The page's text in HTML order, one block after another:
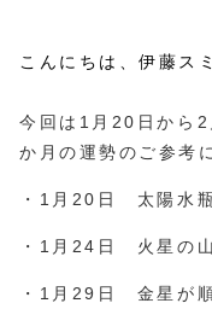
こんにちは、伊藤ス
今回は1月20日から
か月の運勢のご参考
・1月20日 太陽水
・1月24日 火星の
・1月29日 金星が